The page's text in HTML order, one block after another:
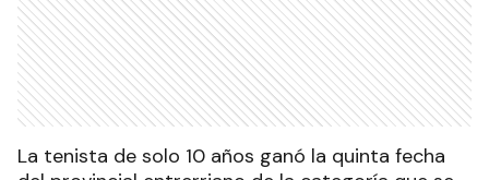
La tenista de solo 10 años ganó la quinta fecha